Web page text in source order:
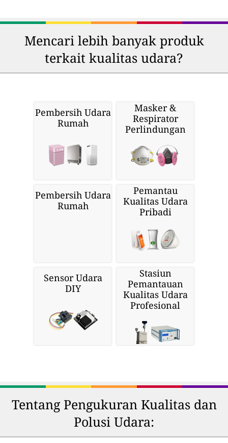
Mencari lebih banyak produk
terkait kualitas udara?
Pembersih Udara
Rumah
Masker &
Respirator
Perlindungan
Pembersih Udara
Rumah
Pemantau
Kualitas Udara
Pribadi
Sensor Udara
DIY
Stasiun
Pemantauan
Kualitas Udara
Profesional
Tentang Pengukuran Kualitas dan
Polusi Udara: